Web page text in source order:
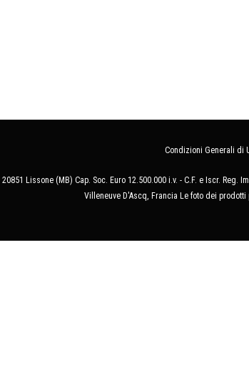
Condizioni Generali di
Lissone (MB) Cap. Soc. Euro 12.500.000 i.v. - C.F. e Iscr.
Villeneuve D'Ascq, Francia Le foto dei